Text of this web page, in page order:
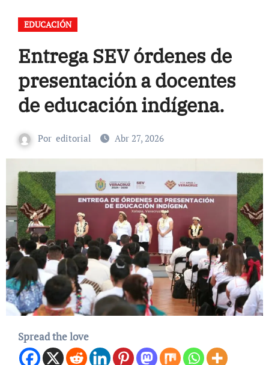
EDUCACIÓN
Entrega SEV órdenes de
presentación a docentes
de educación indígena.
Por editorial Abr 27, 2026
Spread the love